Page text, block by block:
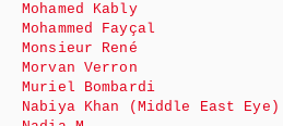
Mohamed Kably
Mohammed Fayçal
Monsieur René
Morvan Verron
Muriel Bombardi
Nabiya Khan (Middle East Eye)